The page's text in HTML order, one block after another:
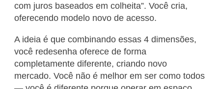
com juros baseados em colheita”. Você cria,
oferecendo modelo novo de acesso.
A ideia é que combinando essas 4 dimensões,
você redesenha oferece de forma
completamente diferente, criando novo
mercado. Você não é melhor em ser como todos